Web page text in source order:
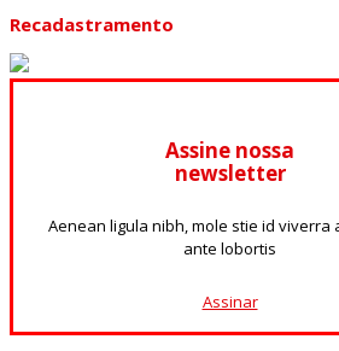
Recadastramento
Assine nossa
newsletter
Aenean ligula nibh, mole stie id viverra
ante lobortis
Assinar